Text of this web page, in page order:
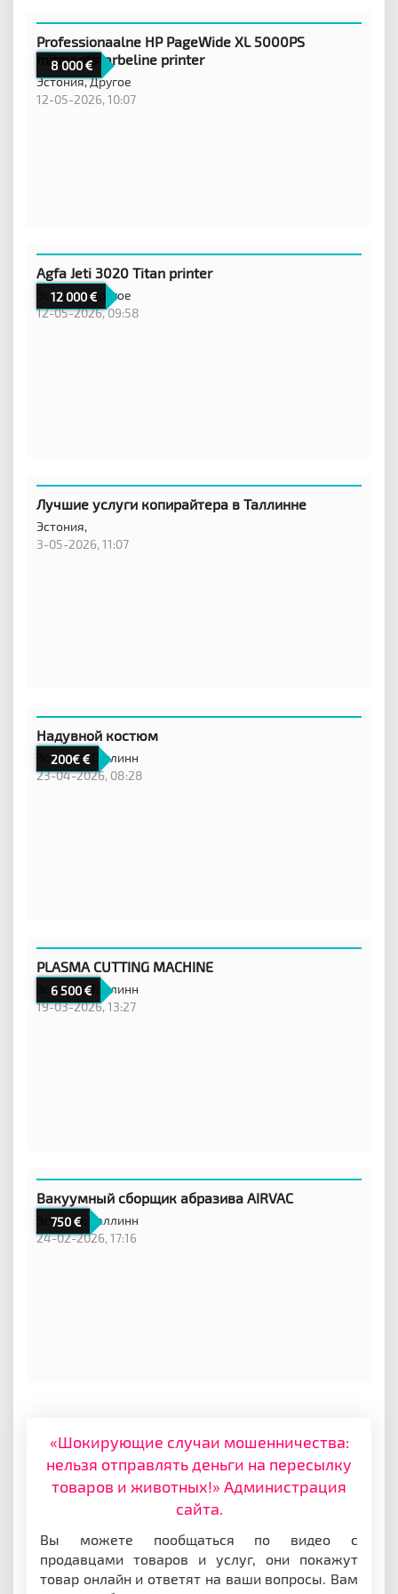
8 000
Professionaalne HP PageWide XL 5000PS
mitmeotstarbeline printer
Эстония,Другое
12-05-2026, 10:07
12 000
Agfa Jeti 3020 Titan printer
Эстония,Другое
12-05-2026, 09:58
Лучшие услуги копирайтера в Таллинне
Эстония,
3-05-2026, 11:07
200€
Надувной костюм
Эстония, Таллинн
23-04-2026, 08:28
6 500
PLASMA CUTTING MACHINE
Эстония,Таллинн
19-03-2026, 13:27
750
Вакуумный сборщик абразива AIRVAC
Эстония,
Таллинн
24-02-2026, 17:16
«Шокирующие случаи мошенничества:
нельзя отправлять деньги на пересылку
товаров и животных!» Администрация
сайта.
Вы можете пообщаться по видео с
продавцами товаров и услуг, они покажут
товар онлайн и ответят на ваши вопросы. Вам